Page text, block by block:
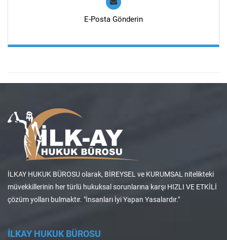
E-Posta Gönderin
İLKAY HUKUK BÜROSU olarak, BİREYSEL ve KURUMSAL nitelikteki
müvekkillerinin her türlü hukuksal sorunlarına karşı HIZLI VE ETKİLİ
çözüm yolları bulmaktır. "İnsanları İyi Yapan Yasalardır."
İLKAY HUKUK BÜROSU